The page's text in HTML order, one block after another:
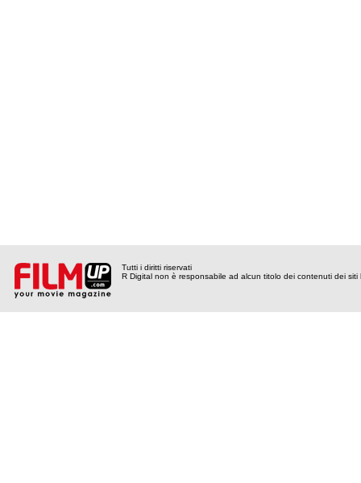
Tutti i diritti riservati
R Digital non è responsabile ad alcun titolo dei contenuti dei siti